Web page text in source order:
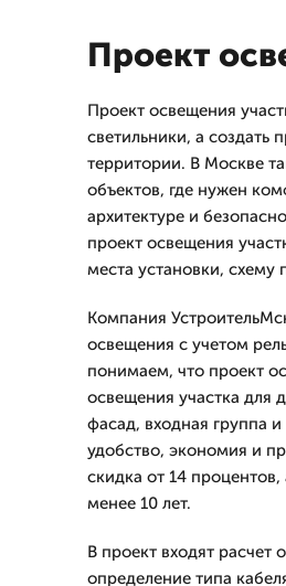
Проект
Проект освещения
светильники, а создать
территории. В Москве
объектов, где нужен
архитектуре и
проект освещения
места установки, схему
Компания
освещения с учетом
понимаем, что проект
освещения участка для
фасад, входная группа
удобство, экономия и
скидка от 14
менее 10 лет.
В проект входят расчет
определение типа